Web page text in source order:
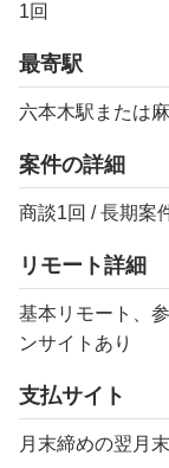
1回
最寄駅
六本木駅または
案件の詳細
商談1回 / 長期案
リモート詳細
基本リモート、
ンサイトあり
支払サイト
月末締めの翌月